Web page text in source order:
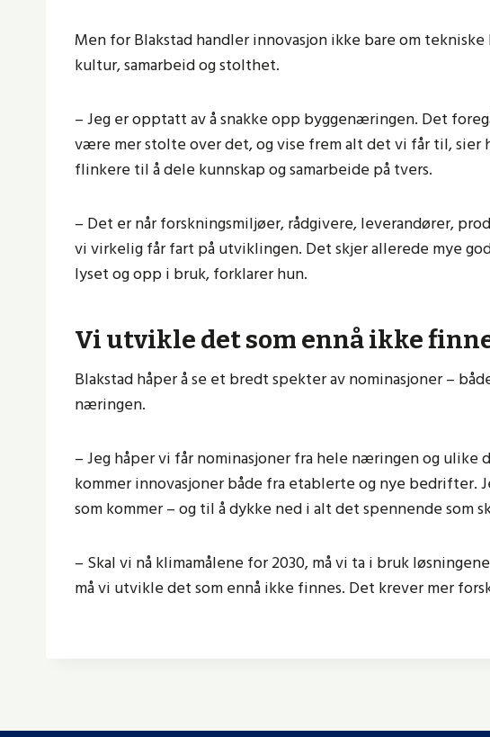
Men for Blakstad handler innovasjon ikke bare om
kultur, samarbeid og stolthet.
– Jeg er opptatt av å snakke opp byggenæringen. Det
være mer stolte over det, og vise frem alt det vi får til, sier
flinkere til å dele kunnskap og samarbeide på tvers.
– Det er når forskningsmiljøer, rådgivere, leverandører,
vi virkelig får fart på utviklingen. Det skjer allerede mye
lyset og opp i bruk, forklarer hun.
Vi utvikle det som ennå ikke
Blakstad håper å se et bredt spekter av nominasjoner –
næringen.
– Jeg håper vi får nominasjoner fra hele næringen og ulike
kommer innovasjoner både fra etablerte og nye bedrifter.
som kommer – og til å dykke ned i alt det spennende som
– Skal vi nå klimamålene for 2030, må vi ta i bruk
må vi utvikle det som ennå ikke finnes. Det krever mer